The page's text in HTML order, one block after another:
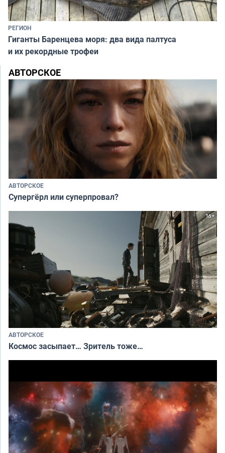
РЕГИОН
Гиганты Баренцева моря: два вида палтуса
и их рекордные трофеи
АВТОРСКОЕ
АВТОРСКОЕ
Супергёрл или суперпровал?
АВТОРСКОЕ
Космос засыпает… Зритель тоже…